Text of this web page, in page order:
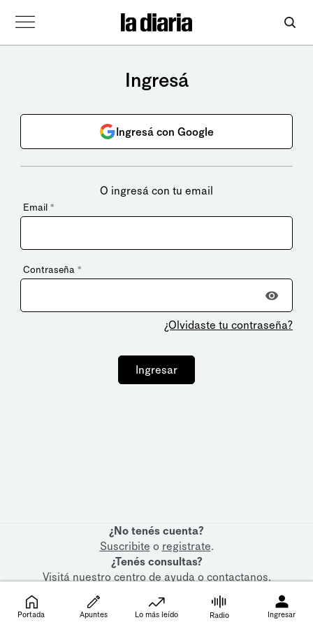
Ingresá
Ingresá con Google
O ingresá con tu email
Email *
Contraseña *
¿Olvidaste tu contraseña?
Ingresar
¿No tenés cuenta?
Suscribite o registrate.
¿Tenés consultas?
Visitá nuestrocentro de ayudaocontactanos.
Portada Apuntes Lo más leído Radio Ingresar